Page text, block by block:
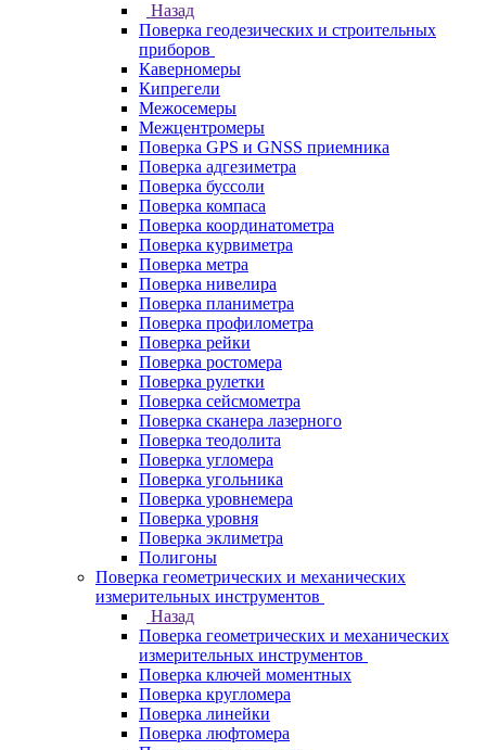
Назад
Поверка геодезических и строительных
приборов
Каверномеры
Кипрегели
Межосемеры
Межцентромеры
Поверка GPS и GNSS приемника
Поверка адгезиметра
Поверка буссоли
Поверка компаса
Поверка координатометра
Поверка курвиметра
Поверка метра
Поверка нивелира
Поверка планиметра
Поверка профилометра
Поверка рейки
Поверка ростомера
Поверка рулетки
Поверка сейсмометра
Поверка сканера лазерного
Поверка теодолита
Поверка угломера
Поверка угольника
Поверка уровнемера
Поверка уровня
Поверка эклиметра
Полигоны
Поверка геометрических и механических
измерительных инструментов
Назад
Поверка геометрических и механических
измерительных инструментов
Поверка ключей моментных
Поверка кругломера
Поверка линейки
Поверка люфтомера